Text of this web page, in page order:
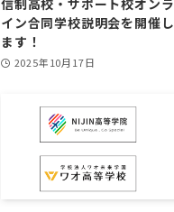
イン合同学校説明会を開催し
ます！
2025年10月17日